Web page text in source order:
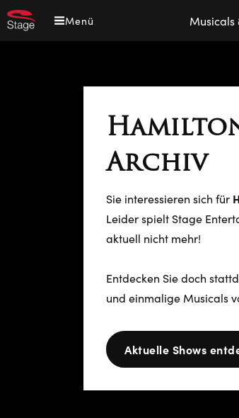
Direkt
zum
Menü
navigation
Musicals
Archiv
Sie interessieren sich für
Leider spielt Stage
aktuell nicht mehr!
Entdecken Sie doch
und einmalige Musicals
Aktuelle Shows